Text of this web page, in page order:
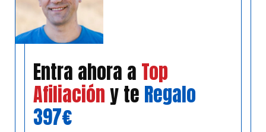
Entra ahora a Top
Afiliacióny te Regalo
397€